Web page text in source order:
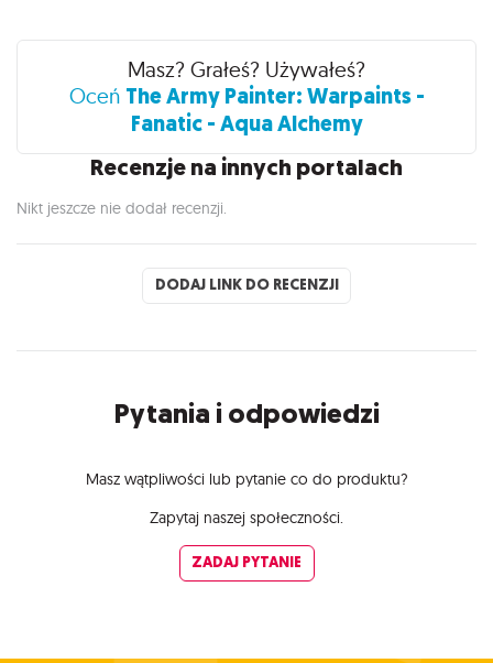
Recenzje
Masz? Grałeś? Używałeś?
Oceń The Army Painter: Warpaints -
Fanatic - Aqua Alchemy
Recenzje na innych portalach
Nikt jeszcze nie dodał recenzji.
DODAJ LINK DO RECENZJI
Pytania i odpowiedzi
Masz wątpliwości lub pytanie co do produktu?
Zapytaj naszej społeczności.
ZADAJ PYTANIE